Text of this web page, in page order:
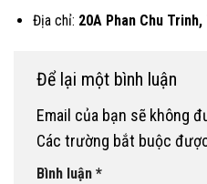
Địa chỉ: 20A Phan Chu Trinh,
Để lại một bình luận
Email của bạn sẽ không
Các trường bắt buộc
Bình luận *